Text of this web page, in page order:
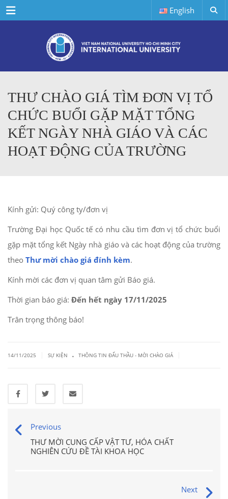
Menu English
THƯ CHÀO GIÁ TÌM ĐƠN VỊ TỔ
CHỨC BUỔI GẶP MẶT TỔNG
KẾT NGÀY NHÀ GIÁO VÀ CÁC
HOẠT ĐỘNG CỦA TRƯỜNG
Kính gửi: Quý công ty/đơn vị
Trường Đại học Quốc tế có nhu cầu tìm đơn vị tổ chức buổi
gặp mặt tổng kết Ngày nhà giáo và các hoạt động của trường
theo Thư mời chào giá đính kèm.
Kính mời các đơn vị quan tâm gửi Báo giá.
Thời gian báo giá: Đến hết ngày 17/11/2025
Trân trọng thông báo!
14/11/2025 SỰ KIỆN . THÔNG TIN ĐẤU THẦU - MỜI CHÀO GIÁ
Previous
THƯ MỜI CUNG CẤP VẬT TƯ, HÓA CHẤT
NGHIÊN CỨU ĐỀ TÀI KHOA HỌC
Next